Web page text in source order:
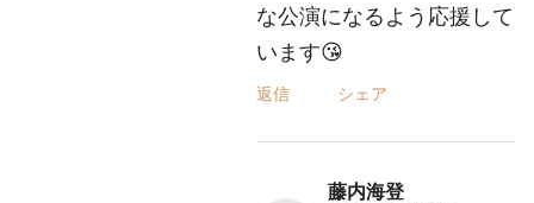
な公演になるよう応援して
います😘
返信 シェア
藤内海登